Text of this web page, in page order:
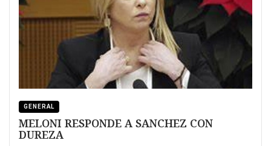
GENERAL
MELONI RESPONDE A SANCHEZ CON
DUREZA